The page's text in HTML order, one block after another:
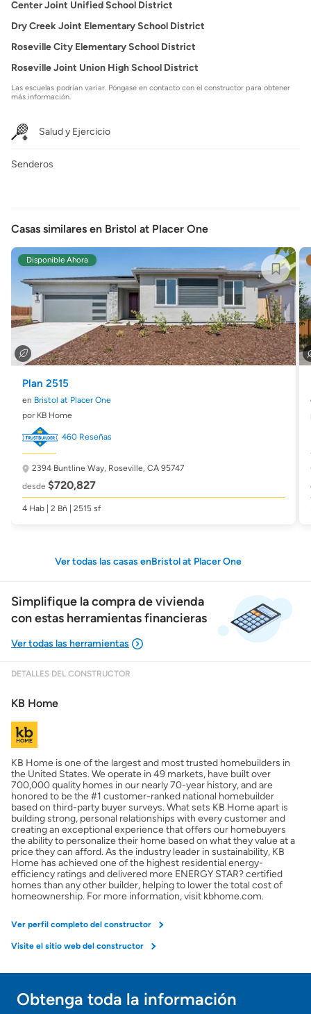
Center Joint Unified School District
Dry Creek Joint Elementary School District
Roseville City Elementary School District
Roseville Joint Union High School District
Las escuelas podrían variar. Póngase en contacto con el constructor para obtener
más información.
Salud y Ejercicio
Senderos
Casas similares en Bristol at Placer One
Disponible Ahora
Plan 2515
en Bristol at Placer One
por KB Home
460 Reseñas
2394 Buntline Way, Roseville, CA 95747
desde $720,827
4 Hab | 2 Bñ | 2515 sf
Ver todas las casas enBristol at Placer One
Simplifique la compra de vivienda
con estas herramientas financieras
Obtener mi puntaje de crédito
Calcular mi hipoteca
Obtener Aprobación Previa
Preparar mi casa para la venta
Seguro de propietarios
DETALLES DEL CONSTRUCTOR
KB Home
KB Home is one of the largest and most trusted homebuilders in
the United States. We operate in 49 markets, have built over
700,000 quality homes in our nearly 70-year history, and are
honored to be the #1 customer-ranked national homebuilder
based on third-party buyer surveys. What sets KB Home apart is
building strong, personal relationships with every customer and
creating an exceptional experience that offers our homebuyers
the ability to personalize their home based on what they value at a
price they can afford. As the industry leader in sustainability, KB
Home has achieved one of the highest residential energy-
efficiency ratings and delivered more ENERGY STAR? certified
homes than any other builder, helping to lower the total cost of
homeownership. For more information, visit kbhome.com.
Ver perfil completo del constructor
Visite el sitio web del constructor
Obtenga toda la información